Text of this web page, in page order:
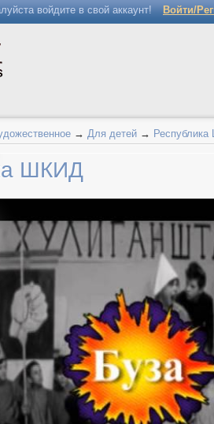
войдите в свой аккаунт! Войти/
→ Для детей →
ШКИД